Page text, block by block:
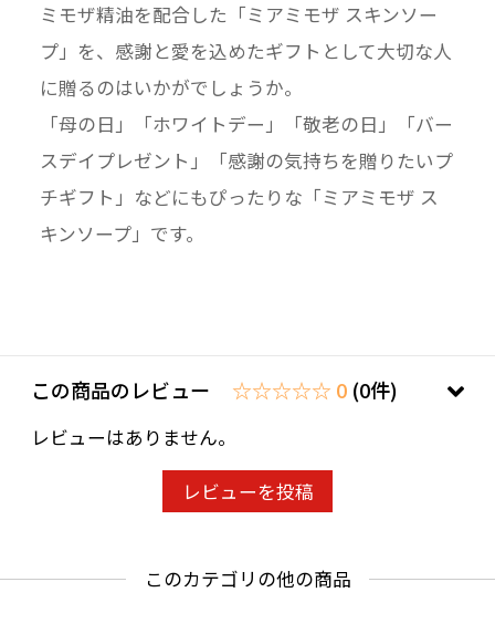
ミモザ精油を配合した「ミアミモザ スキンソー
プ」を、感謝と愛を込めたギフトとして大切な人
に贈るのはいかがでしょうか。
「母の日」「ホワイトデー」「敬老の日」「バー
スデイプレゼント」「感謝の気持ちを贈りたいプ
チギフト」などにもぴったりな「ミアミモザ ス
キンソープ」です。
この商品のレビュー ☆☆☆☆☆ 0 (0件)
レビューはありません。
レビューを投稿
このカテゴリの他の商品